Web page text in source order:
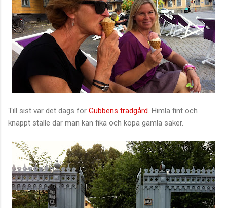
Till sist var det dags för Gubbens trädgård. Himla fint och
knäppt ställe där man kan fika och köpa gamla saker.